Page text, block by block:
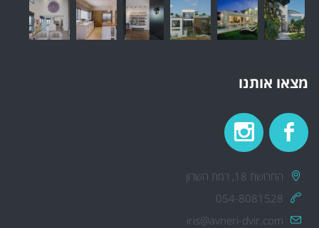
מצאו אותנו
החרושת 18, רמת השרון
054-8081528
iris@avneri-dvir.com